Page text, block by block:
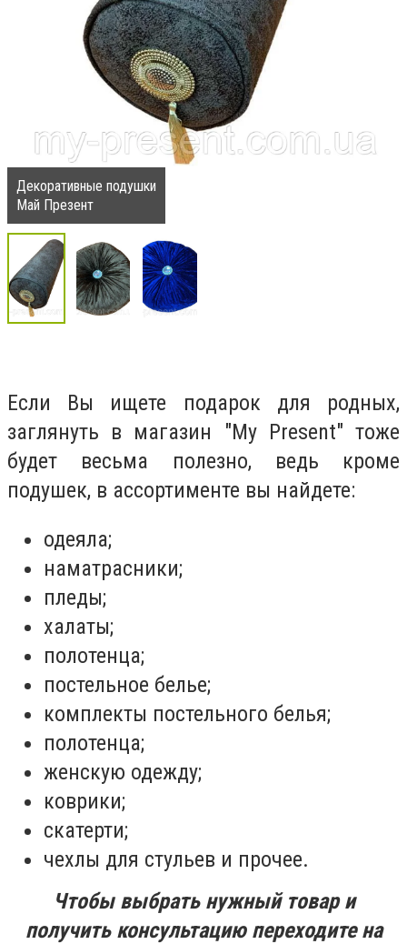
Декоративные подушки
Май Презент
Если Вы ищете подарок для родных,
заглянуть в магазин "My Present" тоже
будет весьма полезно, ведь кроме
подушек, в ассортименте вы найдете:
одеяла;
наматрасники;
пледы;
халаты;
полотенца;
постельное белье;
комплекты постельного белья;
полотенца;
женскую одежду;
коврики;
скатерти;
чехлы для стульев и прочее.
Чтобы выбрать нужный товар и
получить консультацию переходите на